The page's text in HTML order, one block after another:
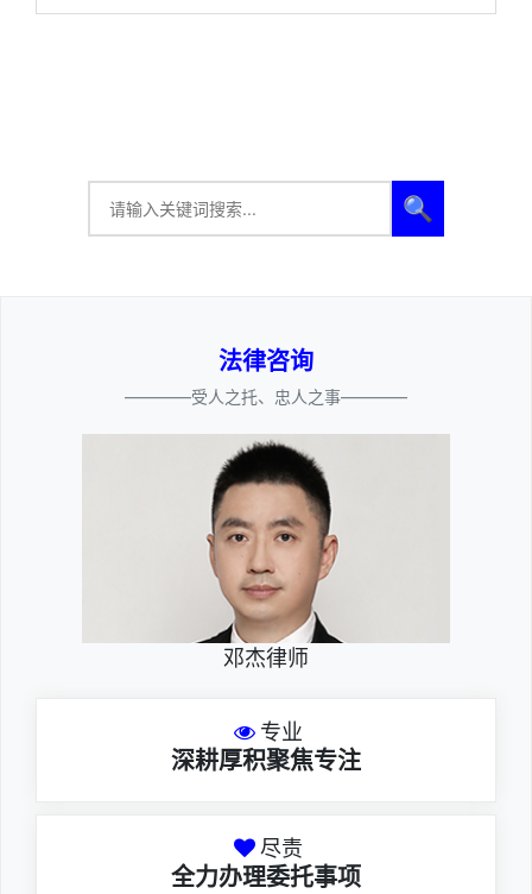
🔍
法律咨询
————受人之托、忠人之事————
邓杰律师
专业
深耕厚积聚焦专注
尽责
全力办理委托事项